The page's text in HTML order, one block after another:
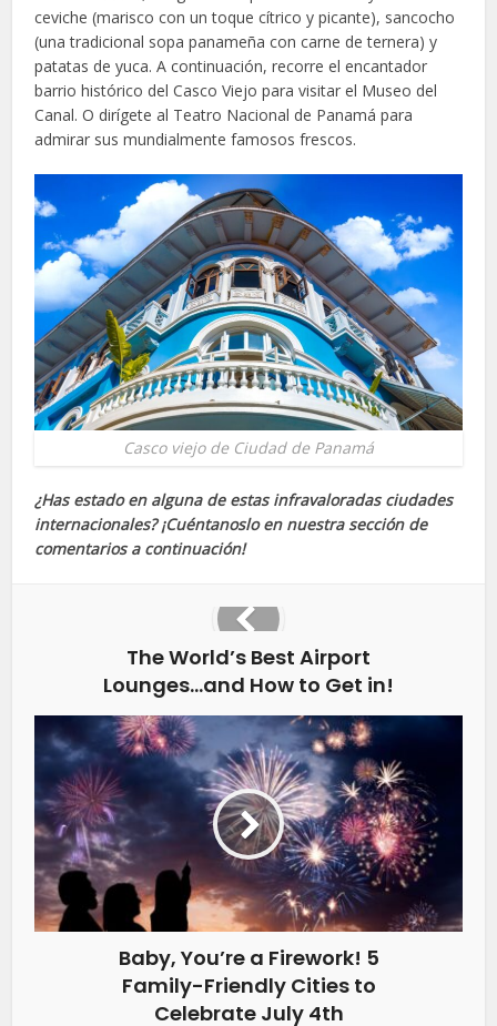
ceviche (marisco con un toque cítrico y picante), sancocho
(una tradicional sopa panameña con carne de ternera) y
patatas de yuca. A continuación, recorre el encantador
barrio histórico del Casco Viejo para visitar el Museo del
Canal. O dirígete al Teatro Nacional de Panamá para
admirar sus mundialmente famosos frescos.
Casco viejo de Ciudad de Panamá
¿Has estado en alguna de estas infravaloradas ciudades
internacionales? ¡Cuéntanoslo en nuestra sección de
comentarios a continuación!
The World’s Best Airport
Lounges…and How to Get in!
Baby, You’re a Firework! 5
Family-Friendly Cities to
Celebrate July 4th